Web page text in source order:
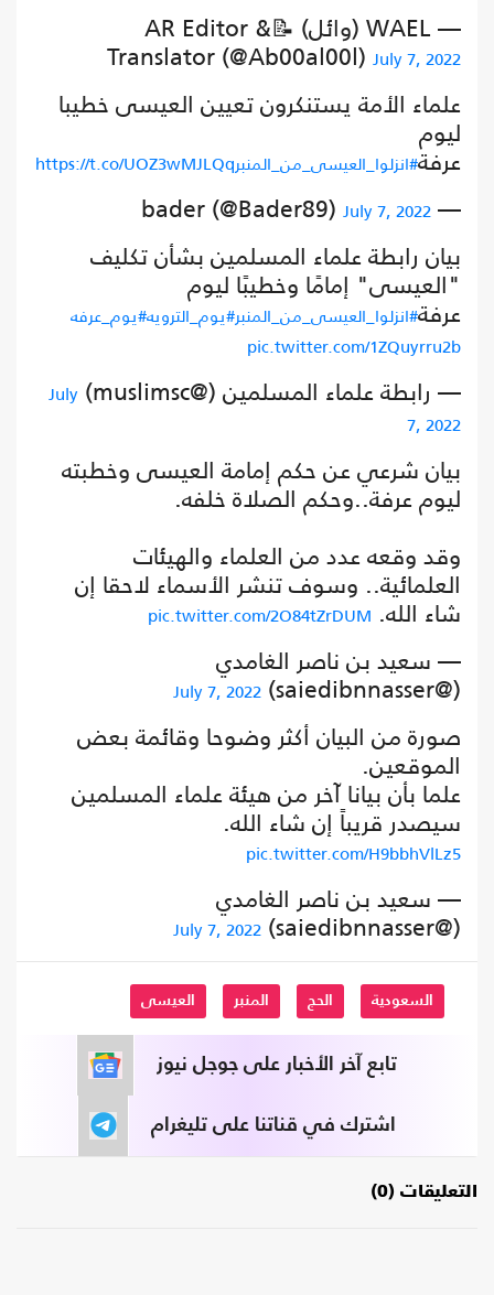
— WAEL (وائل) 📝AR Editor &
Translator (@Ab00al00l) July 7, 2022
علماء الأمة يستنكرون تعيين العيسى خطيبا
ليوم
عرفة#انزلوا_العيسى_من_المنبرhttps://t.co/UOZ3wMJLQq
— bader (@Bader89)
July 7, 2022
بيان رابطة علماء المسلمين بشأن تكليف
"العيسى" إمامًا وخطيبًا ليوم
عرفة#انزلوا_العيسى_من_المنبر#يوم_الترويه#يوم_عرفه
pic.twitter.com/1ZQuyrru2b
— رابطة علماء المسلمين (@muslimsc)
July
7, 2022
بيان شرعي عن حكم إمامة العيسى وخطبته
ليوم عرفة..وحكم الصلاة خلفه.
وقد وقعه عدد من العلماء والهيئات
العلمائية.. وسوف تنشر الأسماء لاحقا إن
شاء الله. pic.twitter.com/2O84tZrDUM
— سعيد بن ناصر الغامدي
(@saiedibnnasser)
July 7, 2022
صورة من البيان أكثر وضوحا وقائمة بعض
الموقعين.
علما بأن بيانا آخر من هيئة علماء المسلمين
سيصدر قريباً إن شاء الله.
pic.twitter.com/H9bbhVlLz5
— سعيد بن ناصر الغامدي
(@saiedibnnasser)
July 7, 2022
السعودية الحج المنبر العيسى
تابع آخر الأخبار على جوجل نيوز
اشترك في قناتنا على تليغرام
التعليقات (0)